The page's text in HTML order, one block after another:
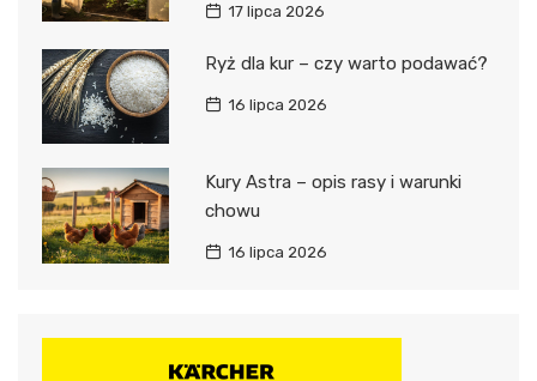
17 lipca 2026
Ryż dla kur – czy warto podawać?
16 lipca 2026
Kury Astra – opis rasy i warunki
chowu
16 lipca 2026